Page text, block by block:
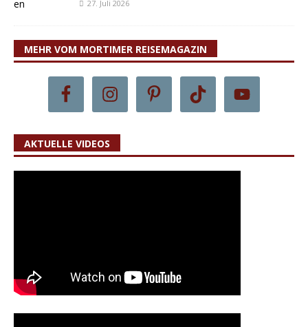
27. Juli 2026
MEHR VOM MORTIMER REISEMAGAZIN
AKTUELLE VIDEOS